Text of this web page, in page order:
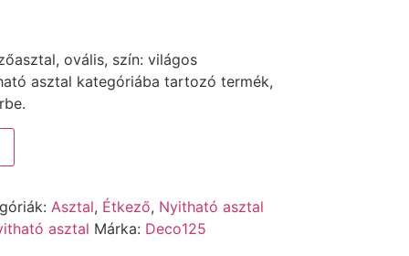
ovális, szín: világos
asztal kategóriába tartozó termék,
Asztal, Étkező, Nyitható asztal
asztal Márka: Deco125